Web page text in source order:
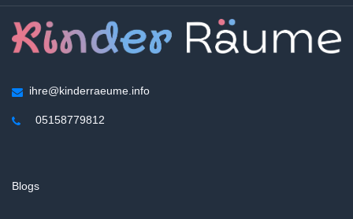
ihre@kinderraeume.info
05158779812
Blogs